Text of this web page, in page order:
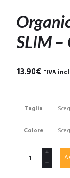
SLIM –
13.90€ "IVA
Taglia
Colore
Cotton